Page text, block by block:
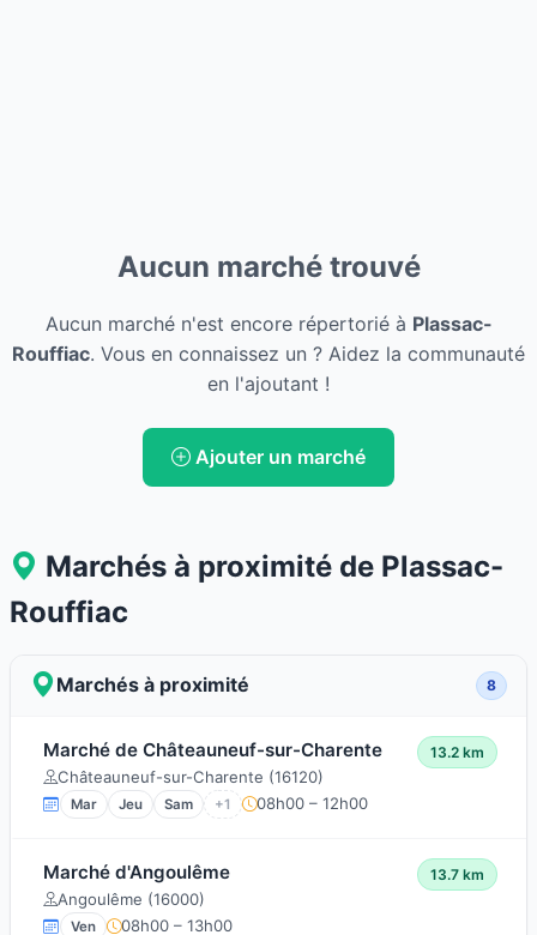
Aucun marché trouvé
Aucun marché n'est encore répertorié à Plassac-
Rouffiac. Vous en connaissez un ? Aidez la communauté
en l'ajoutant !
Ajouter un marché
Marchés à proximité de Plassac-
Rouffiac
Marchés à proximité 8
Marché de Châteauneuf-sur-Charente
Châteauneuf-sur-Charente (16120)
13.2 km
Mar Jeu Sam +1 08h00 – 12h00
Marché d'Angoulême
Angoulême (16000)
13.7 km
Ven 08h00 – 13h00